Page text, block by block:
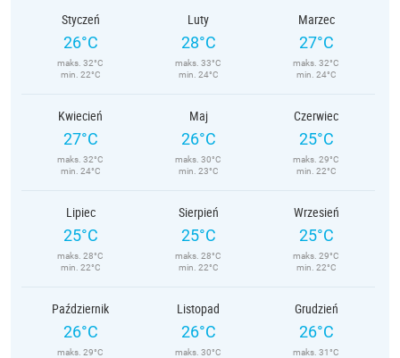
Styczeń
26°C
maks. 32°C
min. 22°C
Luty
28°C
maks. 33°C
min. 24°C
Marzec
27°C
maks. 32°C
min. 24°C
Kwiecień
27°C
maks. 32°C
min. 24°C
Maj
26°C
maks. 30°C
min. 23°C
Czerwiec
25°C
maks. 29°C
min. 22°C
Lipiec
25°C
maks. 28°C
min. 22°C
Sierpień
25°C
maks. 28°C
min. 22°C
Wrzesień
25°C
maks. 29°C
min. 22°C
Październik
26°C
maks. 29°C
Listopad
26°C
maks. 30°C
Grudzień
26°C
maks. 31°C